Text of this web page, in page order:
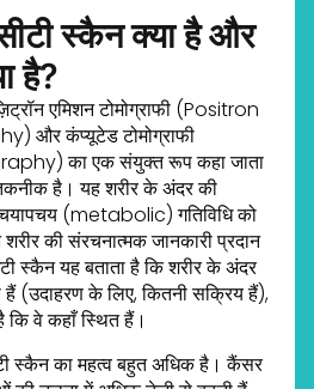
स्कैन क्या है और
है?
एमिशन टोमोग्राफी (Positron
और कंप्यूटेड टोमोग्राफी
का एक संयुक्त रूप कहा जाता
है। यह शरीर के अंदर की
(metabolic) गतिविधि को
की संरचनात्मक जानकारी प्रदान
स्कैन यह बताता है कि शरीर के अंदर
(उदाहरण के लिए, कितनी सक्रिय हैं),
कि वे कहाँ स्थित हैं।
स्कैन का महत्व बहुत अधिक है। कैंसर